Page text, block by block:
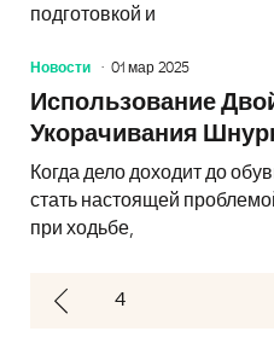
подготовкой и
Новости 01 мар 2025
Использование
Укорачивания
Когда дело доходит до
стать настоящей
при ходьбе,